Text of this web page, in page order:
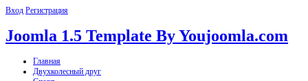
Вход Регистрация
Joomla 1.5 Template By Youjoomla.com
Главная
Двухколесный друг